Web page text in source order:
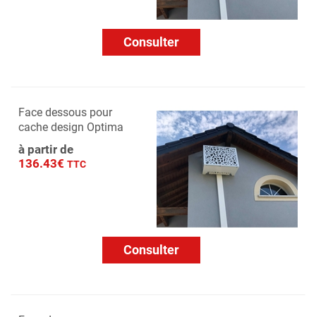
Consulter
Face dessous pour
cache design Optima
à partir de
136.43€ TTC
Consulter